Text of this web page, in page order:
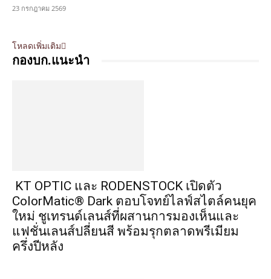
23 กรกฎาคม 2569
โหลดเพิ่มเติม
กองบก.แนะนำ
KT OPTIC และ RODENSTOCK เปิดตัว
ColorMatic® Dark ตอบโจทย์ไลฟ์สไตล์คนยุค
ใหม่ ชูเทรนด์เลนส์ที่ผสานการมองเห็นและ
แฟชั่นเลนส์ปลี่ยนสี พร้อมรุกตลาดพรีเมียม
ครึ่งปีหลัง